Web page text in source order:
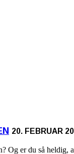
20. FEBRUAR
er du så